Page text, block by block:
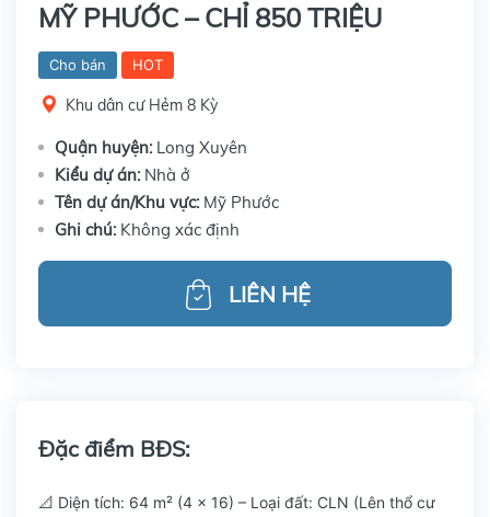
MỸ PHƯỚC – CHỈ 850 TRIỆU
Cho bán HOT
Khu dân cư Hẻm 8 Kỳ
Quận huyện: Long Xuyên
Kiểu dự án: Nhà ở
Tên dự án/Khu vực: Mỹ Phước
Ghi chú: Không xác định
LIÊN HỆ
Đặc điểm BĐS:
📐 Diện tích: 64 m² (4 x 16) – Loại đất: CLN (Lên thổ cư